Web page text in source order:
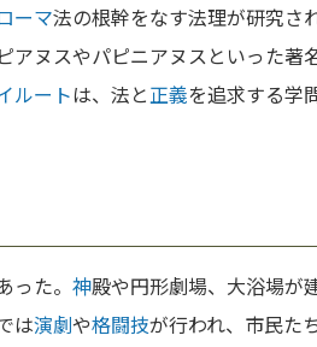
ーマ法の根幹をなす法理が研究され
アヌスやパピニアヌスといった著
ルートは、法と正義を追求する学
た。 神殿や円形劇場、大浴場が
は演劇や格闘技が行われ、市民た